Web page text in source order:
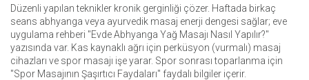
Düzenli yapılan teknikler kronik gerginliği çözer. Haftada birkaç
seans abhyanga veya ayurvedik masaj enerji dengesi sağlar; eve
uygulama rehberi "Evde Abhyanga Yağ Masajı Nasıl Yapılır?"
yazısında var. Kas kaynaklı ağrı için perküsyon (vurmalı) masaj
cihazları ve spor masajı işe yarar. Spor sonrası toparlanma için
"Spor Masajının Şaşırtıcı Faydaları" faydalı bilgiler içerir.